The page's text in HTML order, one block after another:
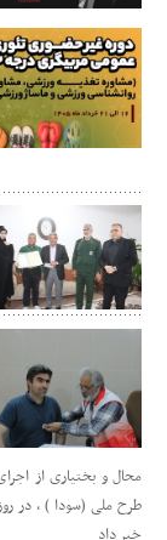
محال و بختیاری از
طرح ملی (سودا ) ، در